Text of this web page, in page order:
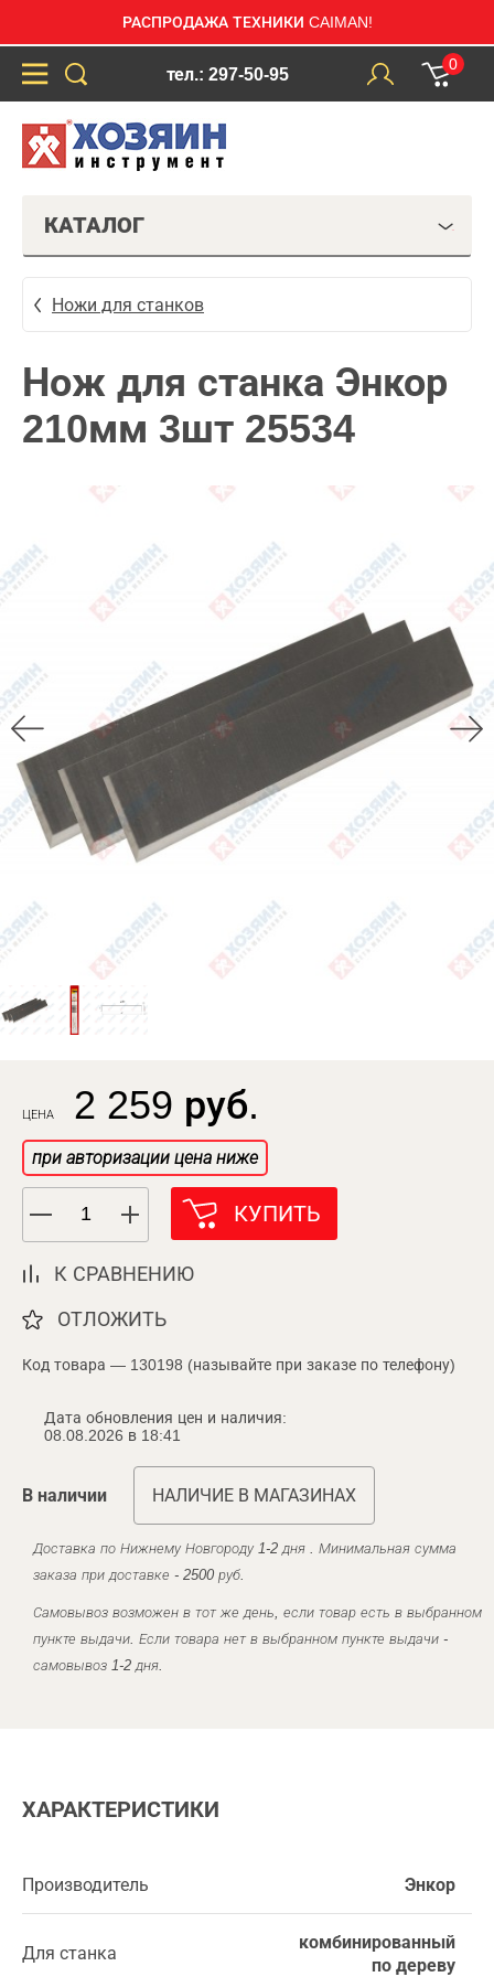
РАСПРОДАЖА ТЕХНИКИ CAIMAN!
тел.: 297-50-95
0
КАТАЛОГ
Ножи для станков
Нож для станка Энкор
210мм 3шт 25534
ЦЕНА 2 259 руб.
при авторизации цена ниже
КУПИТЬ
К СРАВНЕНИЮ
ОТЛОЖИТЬ
Код товара — 130198 (называйте при заказе по телефону)
Дата обновления цен и наличия:
08.08.2026 в 18:41
В наличии НАЛИЧИЕ В МАГАЗИНАХ
Доставка по Нижнему Новгороду 1-2 дня . Минимальная сумма
заказа при доставке - 2500 руб.
Самовывоз возможен в тот же день, если товар есть в выбранном
пункте выдачи. Если товара нет в выбранном пункте выдачи -
самовывоз 1-2 дня.
ХАРАКТЕРИСТИКИ
Производитель Энкор
Для станка
комбинированный
по дереву